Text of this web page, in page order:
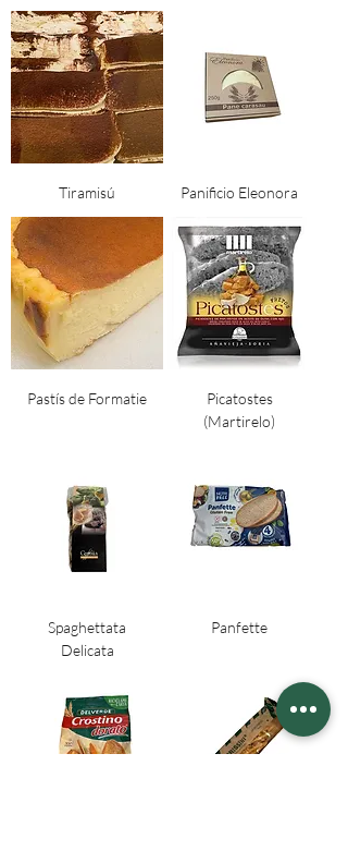
Tiramisú Panificio Eleonora
Pastís de Formatie
Picatostes
(Martirelo)
Spaghettata
Delicata
Panfette